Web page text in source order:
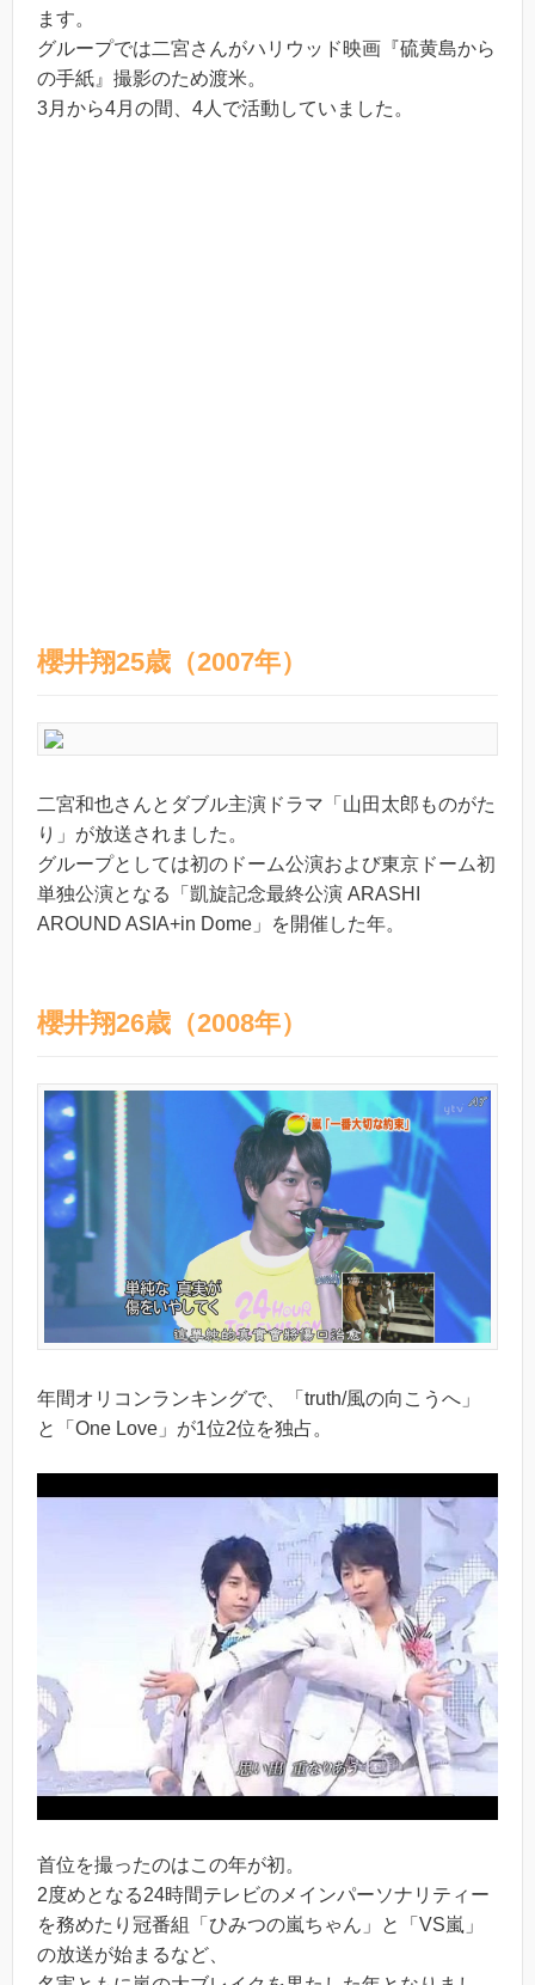
ます。
グループでは二宮さんがハリウッド映画『硫黄島から
の手紙』撮影のため渡米。
3月から4月の間、4人で活動していました。
櫻井翔25歳（2007年）
二宮和也さんとダブル主演ドラマ「山田太郎ものがた
り」が放送されました。
グループとしては初のドーム公演および東京ドーム初
単独公演となる「凱旋記念最終公演 ARASHI
AROUND ASIA+in Dome」を開催した年。
櫻井翔26歳（2008年）
年間オリコンランキングで、「truth/風の向こうへ」
と「One Love」が1位2位を独占。
首位を撮ったのはこの年が初。
2度めとなる24時間テレビのメインパーソナリティー
を務めたり冠番組「ひみつの嵐ちゃん」と「VS嵐」
の放送が始まるなど、